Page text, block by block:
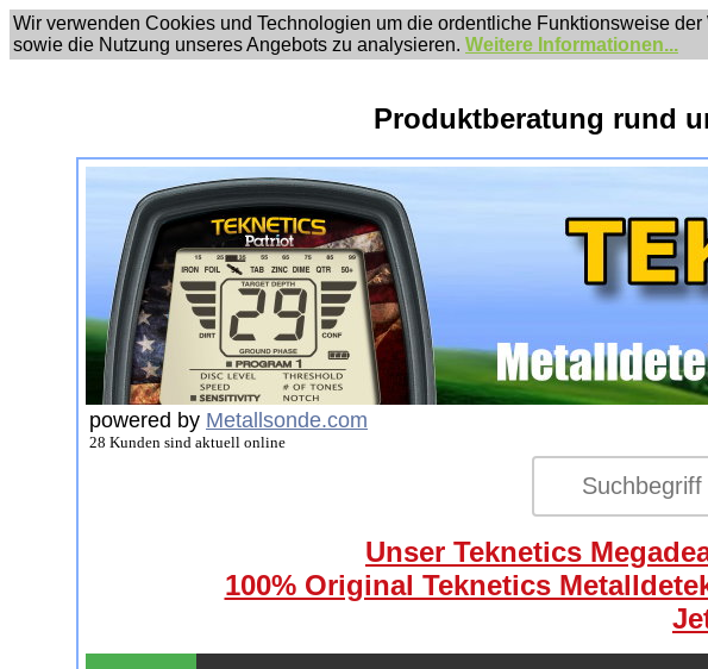
Wir verwenden Cookies und Technologien um die ordentliche Funktionsweise
sowie die Nutzung unseres Angebots zu analysieren. Weitere Informationen...
Produktberatung rund
powered by Metallsonde.com
28 Kunden sind aktuell online
Unser Teknetics
100% Original Teknetics